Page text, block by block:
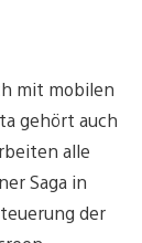
mit mobilen
gehört auch
alle
Saga in
der